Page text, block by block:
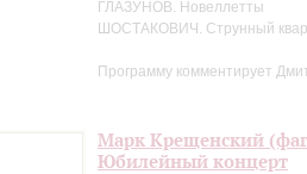
ГЛАЗУНОВ. Новеллетты
ШОСТАКОВИЧ. Струнный
Программу комментирует
Марк Крещенский
Юбилейный концерт